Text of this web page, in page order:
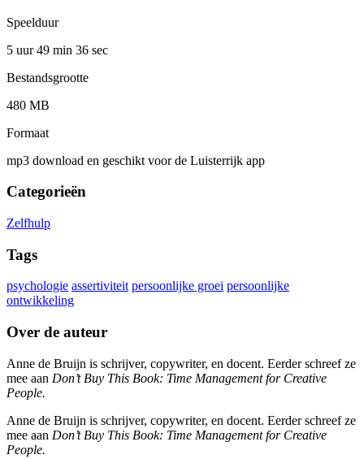
Speelduur
5 uur 49 min 36 sec
Bestandsgrootte
480 MB
Formaat
mp3 download en geschikt voor de Luisterrijk app
Categorieën
Zelfhulp
Tags
psychologie assertiviteit persoonlijke groei persoonlijke
ontwikkeling
Over de auteur
Anne de Bruijn is schrijver, copywriter, en docent. Eerder schreef ze
mee aan Don’t Buy This Book: Time Management for Creative
People.
Anne de Bruijn is schrijver, copywriter, en docent. Eerder schreef ze
mee aan Don’t Buy This Book: Time Management for Creative
People.